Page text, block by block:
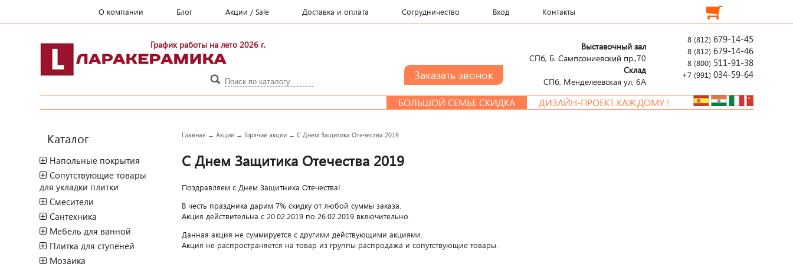
О компании Блог Акции / Sale Доставка и оплата Сотрудничество Вход Контакты . . .
График работы на лето 2026 г. 8 (812) 679-14-45
8 (812) 679-14-46
8 (800) 511-91-38
+7 (991) 034-59-64
Выставочный зал
СПб, Б. Сампсониевский пр.,70
Склад
СПб, Менделеевcкая ул, 6А
БОЛЬШОЙ СЕМЬЕ СКИДКА ДИЗАЙН-ПРОЕКТ КАЖДОМУ !
Каталог
Напольные покрытия
Сопутствующие товары
для укладки плитки
Смесители
Сантехника
Мебель для ванной
Плитка для ступеней
Мозаика
Главная →Акции → Горячие акции →С Днем Защитика Отечества 2019
С Днем Защитика Отечества 2019
Поздравляем с Днем Защитника Отечества!
В честь праздника дарим 7% скидку от любой суммы заказа.
Акция действительна с 20.02.2019 по 26.02.2019 включительно.
Данная акция не суммируется с другими действующими акциями.
Акция не распространяется на товар из группы распродажа и сопутствующие товары.